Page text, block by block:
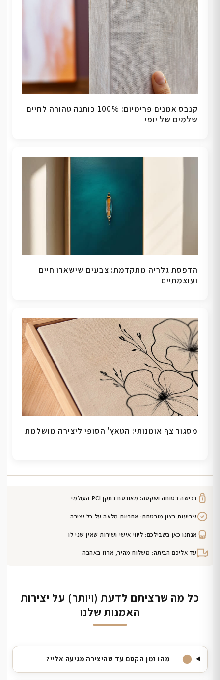
קנבס אמנים פרימיום: 100% כותנה טהורה לחיים
שלמים של יופי
הדפסת גלריה מתקדמת: צבעים שישארו חיים
ועוצמתיים
מסגור צף אומנותי: הטאץ' הסופי ליצירה מושלמת
רכישה בטוחה ושקטה: מאובטח בתקן PCI העולמי
שביעות רצון מובטחת: אחריות מלאה על כל יצירה
אנחנו כאן בשבילכם: ליווי אישי ושירות שאין שני לו
עד אליכם הביתה: משלוח מהיר, ארוז באהבה
כל מה שרציתם לדעת (ויותר) על יצירות
האמנות שלנו
מהו זמן הקסם עד שהיצירה מגיעה אליי?